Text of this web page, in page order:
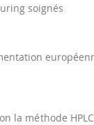
soignés
la méthode